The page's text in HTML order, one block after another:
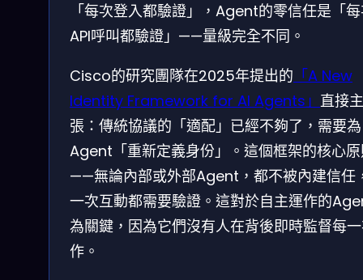
「每次登入都驗證」，Agent的零信任是「
API呼叫都驗證」——量級完全不同。
Cisco的研究團隊在2025年提出的 「A New
Identity Framework for AI Agents」 直接主
張：傳統協議的「適配」已經不夠了，需要為
Agent「重新定義身份」。這個框架的核心
——無論內部或外部Agent，都不被內建信任
一次互動都需要驗證。這對於自主運作的
為關鍵，因為它們沒有人在背後即時監督每
作。